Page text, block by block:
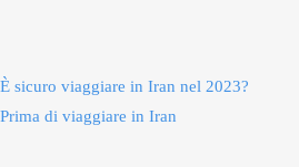
È sicuro viaggiare in Iran nel 2023?
Prima di viaggiare in Iran